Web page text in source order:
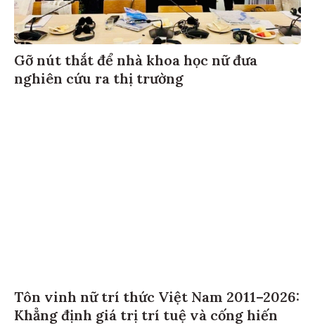
Gỡ nút thắt để nhà khoa học nữ đưa
nghiên cứu ra thị trường
Tôn vinh nữ trí thức Việt Nam 2011–2026:
Khẳng định giá trị trí tuệ và cống hiến